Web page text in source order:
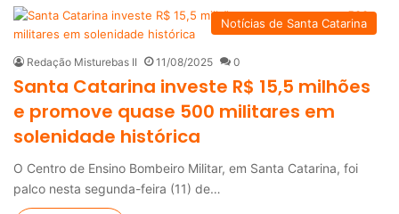
Notícias de Santa Catarina
Redação Misturebas II 11/08/2025 0
Santa Catarina investe R$ 15,5 milhões
e promove quase 500 militares em
solenidade histórica
O Centro de Ensino Bombeiro Militar, em Santa Catarina, foi
palco nesta segunda-feira (11) de…